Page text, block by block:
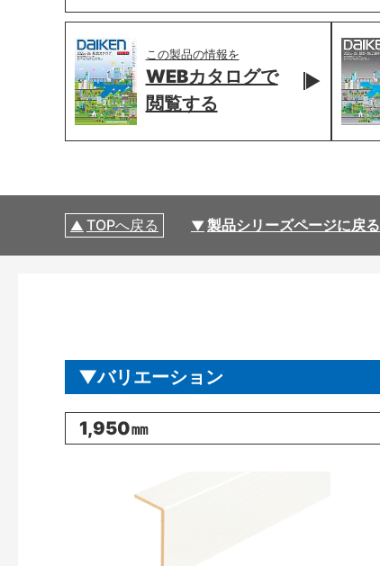
この製品の情報を
WEBカタログで
閲覧する
TOPへ戻る 製品シリーズページに戻る
バリエーション
1,950㎜